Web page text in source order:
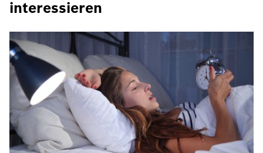
interessieren